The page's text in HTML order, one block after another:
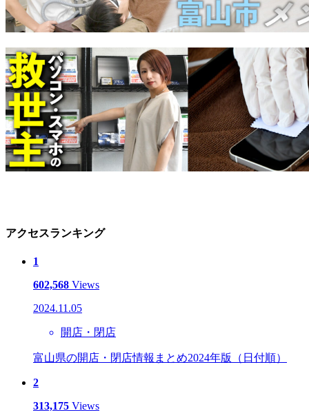
アクセスランキング
1
602,568 Views
2024.11.05
開店・閉店
富山県の開店・閉店情報まとめ2024年版（日付順）
2
313,175 Views